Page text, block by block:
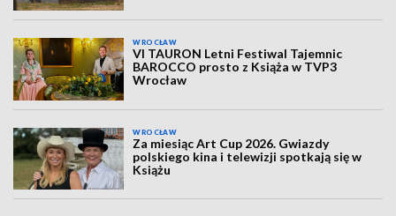
WROCŁAW
VI TAURON Letni Festiwal Tajemnic
BAROCCO prosto z Książa w TVP3
Wrocław
WROCŁAW
Za miesiąc Art Cup 2026. Gwiazdy
polskiego kina i telewizji spotkają się w
Książu